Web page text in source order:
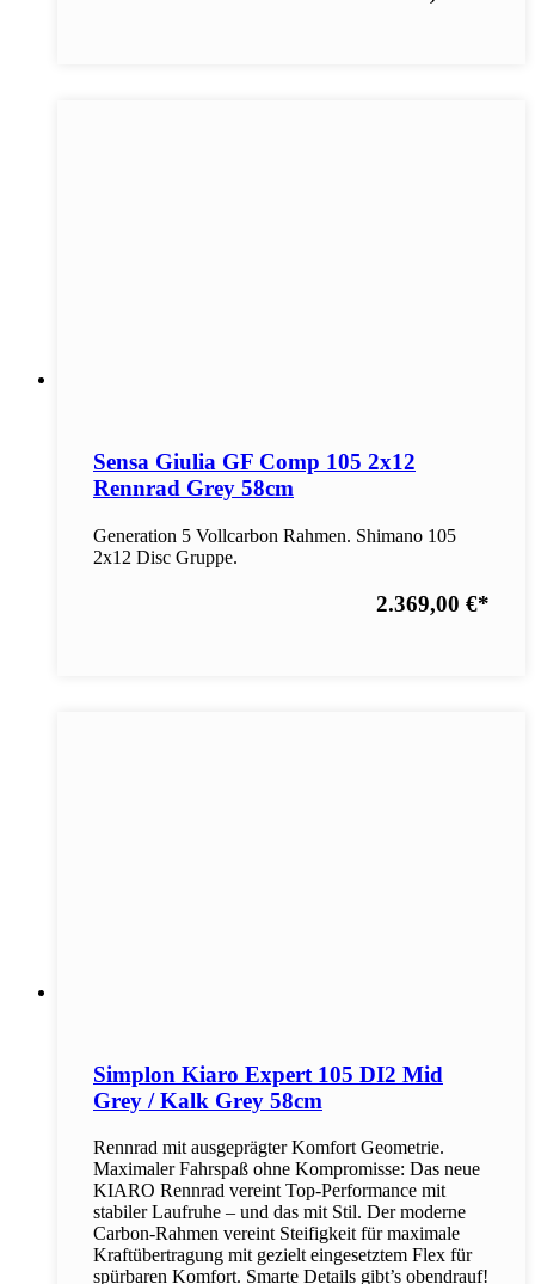
Sensa Giulia GF Comp 105 2x12
Rennrad Grey 58cm
Generation 5 Vollcarbon Rahmen. Shimano 105
2x12 Disc Gruppe.
2.369,00 €*
Simplon Kiaro Expert 105 DI2 Mid
Grey / Kalk Grey 58cm
Rennrad mit ausgeprägter Komfort Geometrie.
Maximaler Fahrspaß ohne Kompromisse: Das neue
KIARO Rennrad vereint Top-Performance mit
stabiler Laufruhe – und das mit Stil. Der moderne
Carbon-Rahmen vereint Steifigkeit für maximale
Kraftübertragung mit gezielt eingesetztem Flex für
spürbaren Komfort. Smarte Details gibt’s obendrauf!